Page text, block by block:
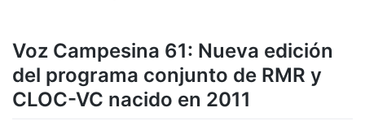
Voz Campesina 61: Nueva edición
del programa conjunto de RMR y
CLOC-VC nacido en 2011